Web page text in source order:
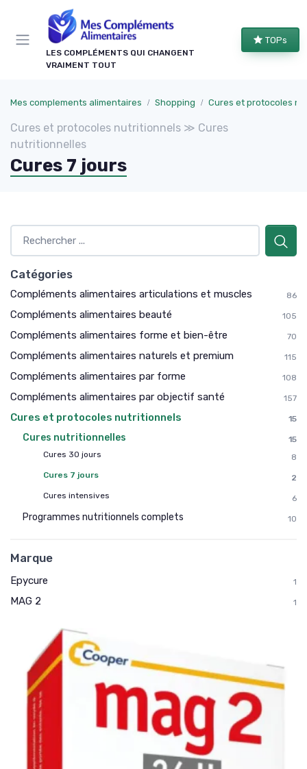
LES COMPLÉMENTS QUI CHANGENT
VRAIMENT TOUT
TOPs
Mes complements alimentaires Shopping Cures et protocoles
Cures et protocoles nutritionnels ≫ Cures
nutritionnelles
Cures 7 jours
Catégories
Compléments alimentaires articulations et muscles 86
Compléments alimentaires beauté 105
Compléments alimentaires forme et bien-être 70
Compléments alimentaires naturels et premium 115
Compléments alimentaires par forme 108
Compléments alimentaires par objectif santé 157
Cures et protocoles nutritionnels 15
Cures nutritionnelles
15
Cures 30 jours
8
Cures 7 jours
2
Cures intensives
6
Programmes nutritionnels complets 10
Marque
Epycure 1
MAG 2 1
Panneau de gestion des cookies